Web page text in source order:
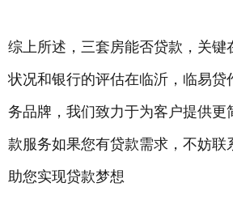
综上所述，三套房能否贷款，关键
状况和银行的评估在临沂，临易贷
务品牌，我们致力于为客户提供更
款服务如果您有贷款需求，不妨联
助您实现贷款梦想